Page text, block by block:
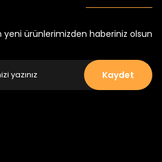
ürünlerimizden haberiniz olsun
Kaydet